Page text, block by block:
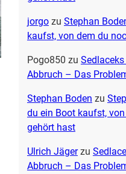
jorgozu Stephan
kaufst, von dem du
Pogo850 zu
Abbruch – Das
Stephan Boden zu
du ein Boot kaufst,
gehört hast
Ulrich Jägerzu
Abbruch – Das